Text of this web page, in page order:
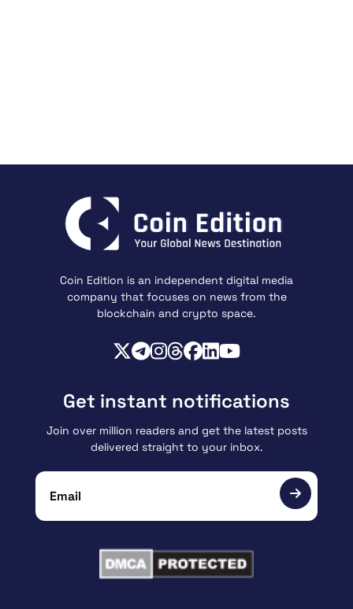
Coin Edition is an independent digital media
company that focuses on news from the
blockchain and crypto space.
Get instant notifications
Join over million readers and get the latest posts
delivered straight to your inbox.